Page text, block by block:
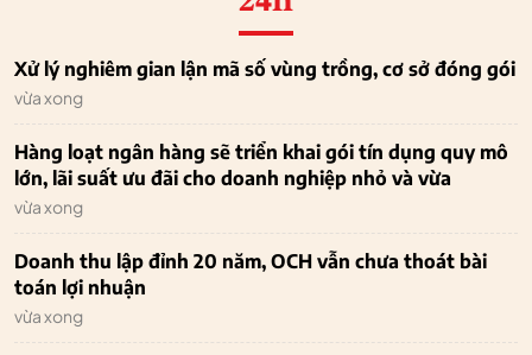
Xử lý nghiêm gian lận mã số vùng trồng, cơ sở đóng gói
vừa xong
Hàng loạt ngân hàng sẽ triển khai gói tín dụng quy mô
lớn, lãi suất ưu đãi cho doanh nghiệp nhỏ và vừa
vừa xong
Doanh thu lập đỉnh 20 năm, OCH vẫn chưa thoát bài
toán lợi nhuận
vừa xong